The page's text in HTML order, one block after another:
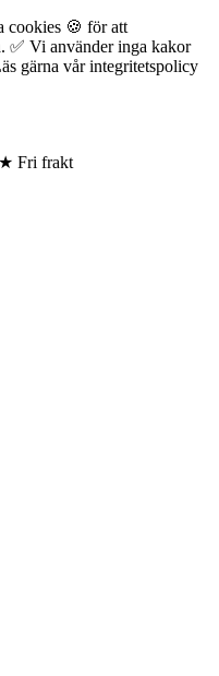
cookies 🍪 för att
✅ Vi använder inga kakor
gärna vår integritetspolicy
Fri frakt